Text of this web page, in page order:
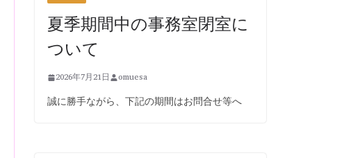
夏季期間中の事務室閉室に
ついて
2026年7月21日 omuesa
誠に勝手ながら、下記の期間はお問合せ等へ